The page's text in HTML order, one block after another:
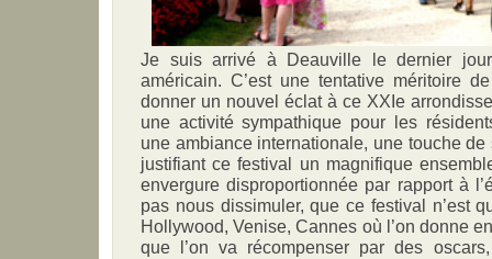
Je suis arrivé à Deauville le dernier
américain. C’est une tentative méritoire
donner un nouvel éclat à ce XXIe
une activité sympathique pour les
une ambiance internationale, une touche
justifiant ce festival un magnifique
envergure disproportionnée par rapport à
pas nous dissimuler, que ce festival n’est
Hollywood, Venise, Cannes où l’on donne
que l’on va récompenser par des